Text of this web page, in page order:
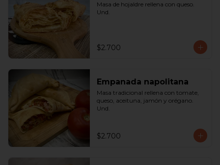
Masa de hojaldre rellena con queso.
Und.
$2.700
Empanada napolitana
Masa tradicional rellena con tomate,
queso, aceituna, jamón y orégano.
Und.
$2.700